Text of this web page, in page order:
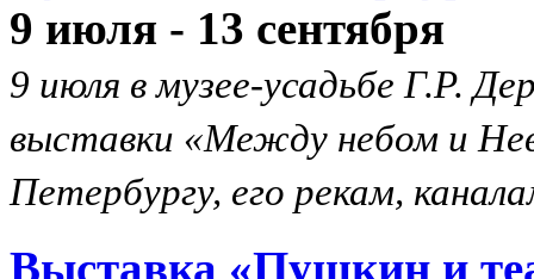
9 июля - 13 сентября
9 июля в музее-усадьбе Г.Р.
выставки «Между небом и
Петербургу, его рекам,
Выставка «Пушкин и